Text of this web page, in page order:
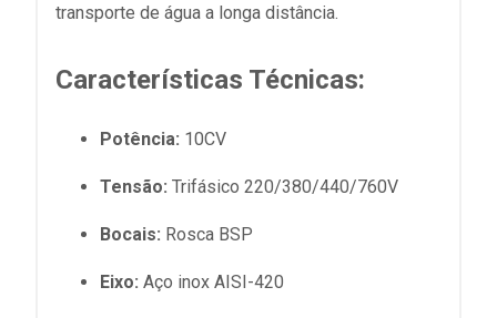
transporte de água a longa distância.
Características Técnicas:
Potência: 10CV
Tensão: Trifásico 220/380/440/760V
Bocais: Rosca BSP
Eixo: Aço inox AISI-420